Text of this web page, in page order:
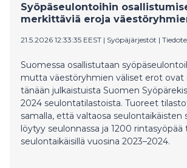
Syöpäseulontoihin
merkittäviä eroja
21.5.2026 12:33:35 EEST | Syöpäjärjestöt | Tiedote
Suomessa osallistutaan
mutta väestöryhmien väliset erot ovat
tänään julkaistuista Suomen
2024 seulontatilastoista. Tuoreet
samalla, että valtaosa seulontaikäisten
löytyy seulonnassa ja 1200
seulontaikäisillä vuosina 2023–2024.